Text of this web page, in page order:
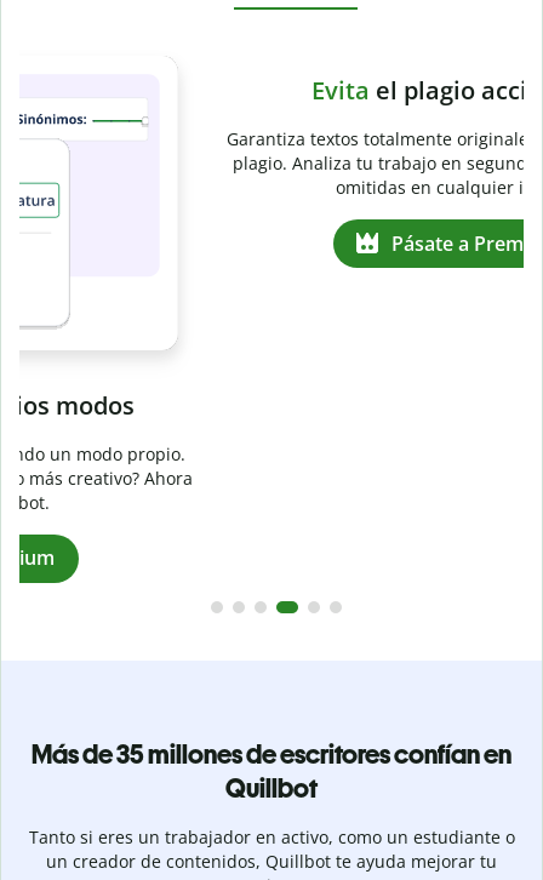
Evita
Garantiza textos totalmente originales con el detector de
plagio. Analiza tu trabajo en segundos e identifica citas
Más de 35 millones de escritores confían en
Quillbot
Tanto si eres un trabajador en activo, como un estudiante o
un creador de contenidos, Quillbot te ayuda mejorar tu